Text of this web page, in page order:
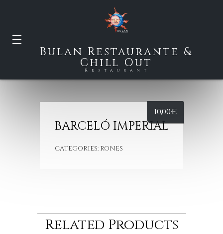
Bulan Restaurante &
Chill Out
Restaurant
BARCELÓ IMPERIAL
CATEGORIES: RONES
10,00€
Related Products